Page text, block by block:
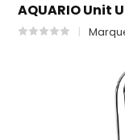
AQUARIO Unit